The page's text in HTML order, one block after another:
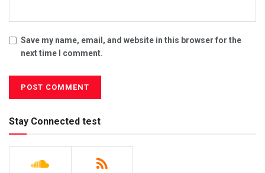
Save my name, email, and website in this browser for the
next time I comment.
Stay Connected test